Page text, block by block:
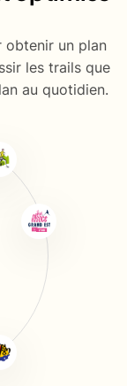
obtenir un plan
les trails que
au quotidien.